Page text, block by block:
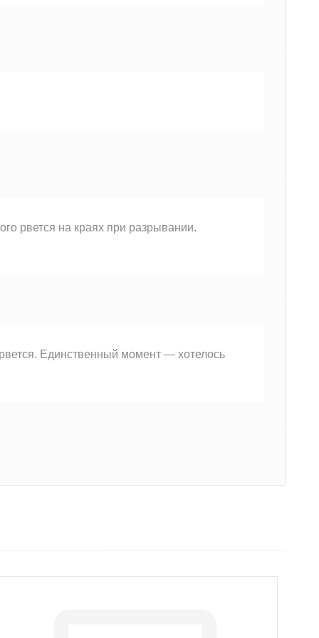
рвется на краях при разрывании.
Единственный момент — хотелось